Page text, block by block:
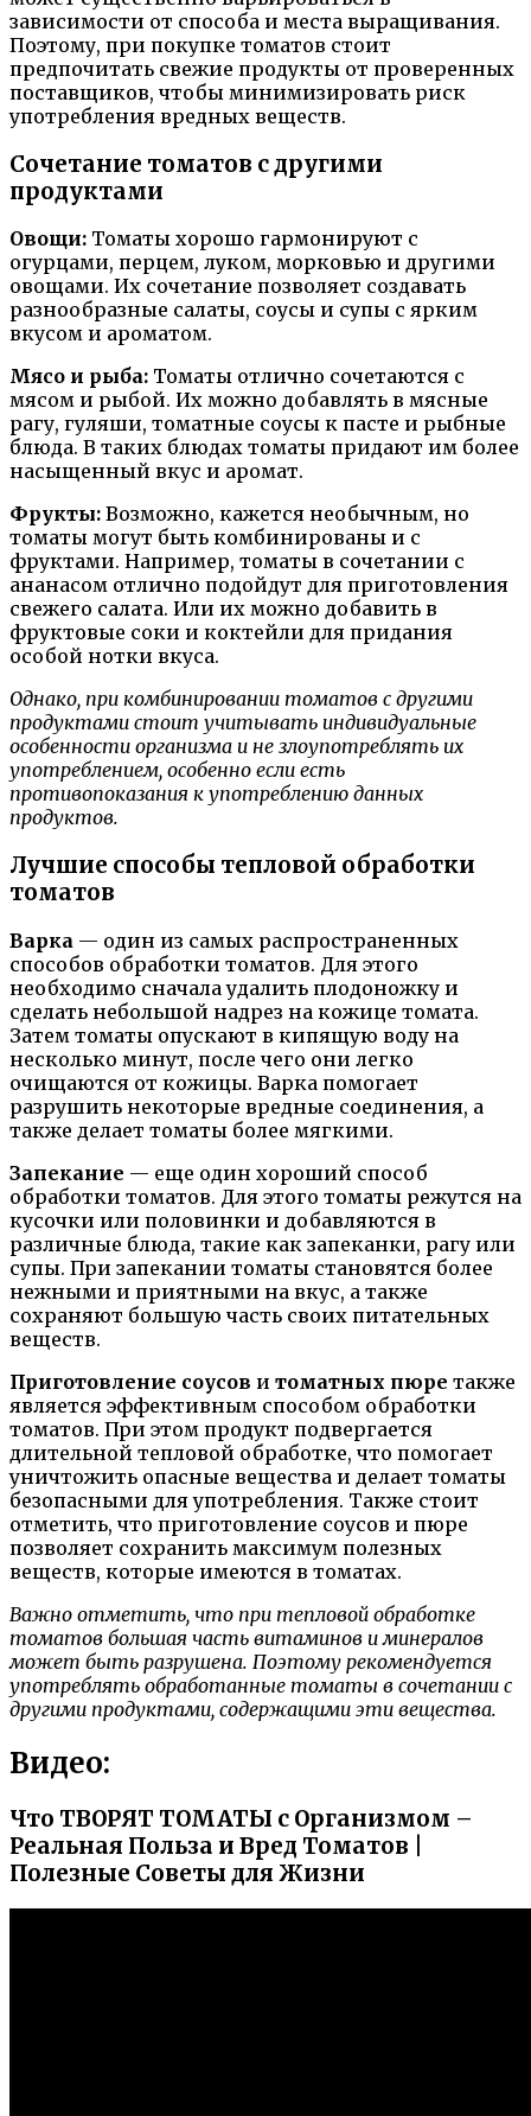
зависимости от способа и места выращивания.
Поэтому, при покупке томатов стоит
предпочитать свежие продукты от проверенных
поставщиков, чтобы минимизировать риск
употребления вредных веществ.
Сочетание томатов с другими
продуктами
Овощи: Томаты хорошо гармонируют с
огурцами, перцем, луком, морковью и другими
овощами. Их сочетание позволяет создавать
разнообразные салаты, соусы и супы с ярким
вкусом и ароматом.
Мясо и рыба: Томаты отлично сочетаются с
мясом и рыбой. Их можно добавлять в мясные
рагу, гуляши, томатные соусы к пасте и рыбные
блюда. В таких блюдах томаты придают им более
насыщенный вкус и аромат.
Фрукты: Возможно, кажется необычным, но
томаты могут быть комбинированы и с
фруктами. Например, томаты в сочетании с
ананасом отлично подойдут для приготовления
свежего салата. Или их можно добавить в
фруктовые соки и коктейли для придания
особой нотки вкуса.
Однако, при комбинировании томатов с другими
продуктами стоит учитывать индивидуальные
особенности организма и не злоупотреблять их
употреблением, особенно если есть
противопоказания к употреблению данных
продуктов.
Лучшие способы тепловой обработки
томатов
Варка — один из самых распространенных
способов обработки томатов. Для этого
необходимо сначала удалить плодоножку и
сделать небольшой надрез на кожице томата.
Затем томаты опускают в кипящую воду на
несколько минут, после чего они легко
очищаются от кожицы. Варка помогает
разрушить некоторые вредные соединения, а
также делает томаты более мягкими.
Запекание — еще один хороший способ
обработки томатов. Для этого томаты режутся на
кусочки или половинки и добавляются в
различные блюда, такие как запеканки, рагу или
супы. При запекании томаты становятся более
нежными и приятными на вкус, а также
сохраняют большую часть своих питательных
веществ.
Приготовление соусов и томатных пюре также
является эффективным способом обработки
томатов. При этом продукт подвергается
длительной тепловой обработке, что помогает
уничтожить опасные вещества и делает томаты
безопасными для употребления. Также стоит
отметить, что приготовление соусов и пюре
позволяет сохранить максимум полезных
веществ, которые имеются в томатах.
Важно отметить, что при тепловой обработке
томатов большая часть витаминов и минералов
может быть разрушена. Поэтому рекомендуется
употреблять обработанные томаты в сочетании с
другими продуктами, содержащими эти вещества.
Видео:
Что ТВОРЯТ ТОМАТЫ с Организмом –
Реальная Польза и Вред Томатов |
Полезные Советы для Жизни